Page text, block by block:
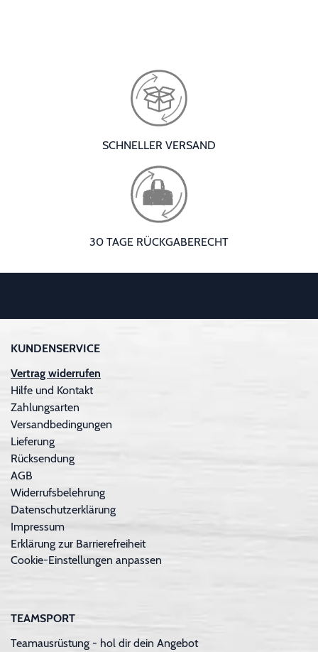
SCHNELLER VERSAND
30 TAGE RÜCKGABERECHT
KUNDENSERVICE
Vertrag widerrufen
Hilfe und Kontakt
Zahlungsarten
Versandbedingungen
Lieferung
Rücksendung
AGB
Widerrufsbelehrung
Datenschutzerklärung
Impressum
Erklärung zur Barrierefreiheit
Cookie-Einstellungen anpassen
TEAMSPORT
Teamausrüstung - hol dir dein Angebot